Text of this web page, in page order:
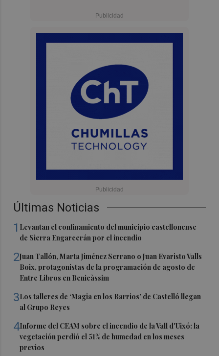
Últimas Noticias
1 Levantan el confinamiento del municipio castellonense
de Sierra Engarcerán por el incendio
2Juan Tallón, Marta Jiménez Serrano o Juan Evaristo Valls
Boix, protagonistas de la programación de agosto de
Entre Libros en Benicàssim
3Los talleres de ‘Magia en los Barrios’ de Castelló llegan
al Grupo Reyes
4Informe del CEAM sobre el incendio de la Vall d'Uixó: la
vegetación perdió el 51% de humedad en los meses
previos